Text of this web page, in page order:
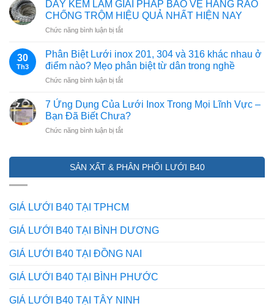
GIÁ
&
PHÂN
THẬT
–
2026)
Lưới
B40:
Dây
Mắt
Lưới
Lớp
Kẽm
DÂY KẼM LAM GIẢI PHÁP BẢO VỆ HÀNG RÀO
CHỐNG TRỘM HIỆU QUẢ NHẤT HIỆN NAY
Chức năng bình luận bị tắtở
KẼM
LAM
GIẢI
PHÁP
VỆ
HÀNG
CHỐNG
QUẢ
30
Th3
Phân Biệt Lưới inox 201, 304 và 316 khác nhau ở
điểm nào? Mẹo phân biệt từ dân trong nghề
Chức năng bình luận bị tắtở
Biệt
Lưới
inox
201,
316
điểm
Mẹo
phân
từ
trong
7 Ứng Dụng Của Lưới Inox Trong Mọi Lĩnh Vực –
Bạn Đã Biết Chưa?
Chức năng bình luận bị tắtở
Dụng
Của
Trong
Vực
Bạn
Biết
SẢN XẤT & PHÂN PHỐI LƯỚI B40
GIÁ LƯỚI B40 TẠI TPHCM
GIÁ LƯỚI B40 TẠI BÌNH DƯƠNG
GIÁ LƯỚI B40 TẠI ĐỒNG NAI
GIÁ LƯỚI B40 TẠI BÌNH PHƯỚC
GIÁ LƯỚI B40 TẠI TÂY NINH